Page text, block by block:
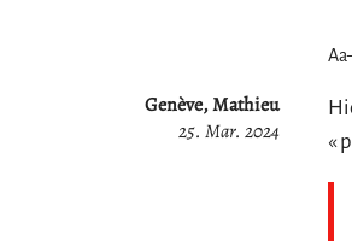
Aa
Genève, Mathieu
25. Mar. 2024
«